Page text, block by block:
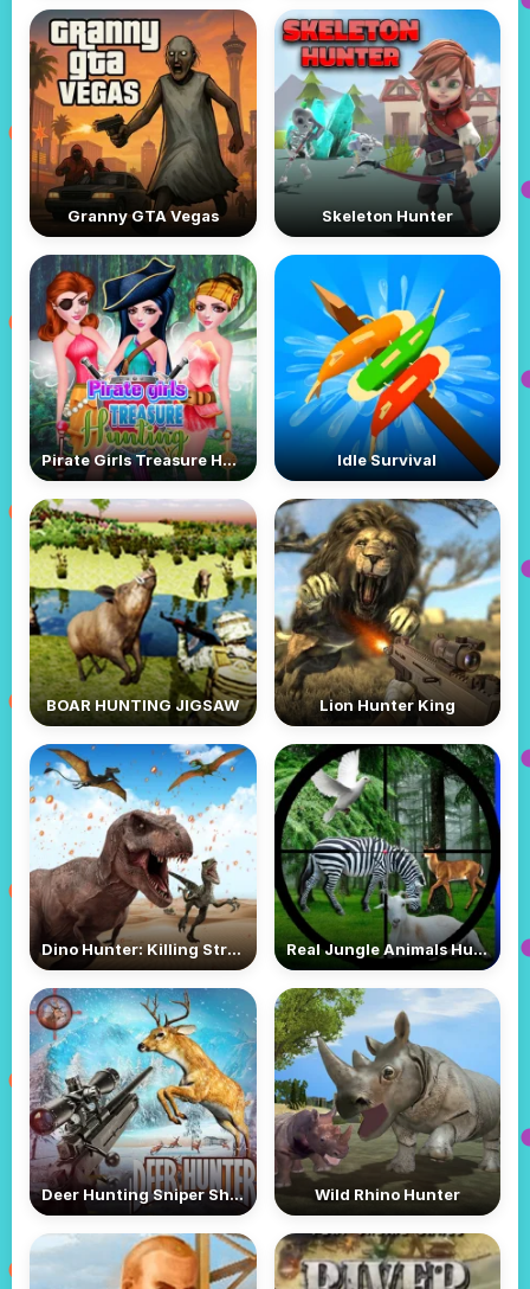
Granny GTA Vegas Skeleton Hunter
Pirate Girls Treasure Hunting Idle Survival
BOAR HUNTING JIGSAW Lion Hunter King
Dino Hunter: Killing Strand Real Jungle Animals Hunting
Deer Hunting Sniper Shooting Wild Rhino Hunter